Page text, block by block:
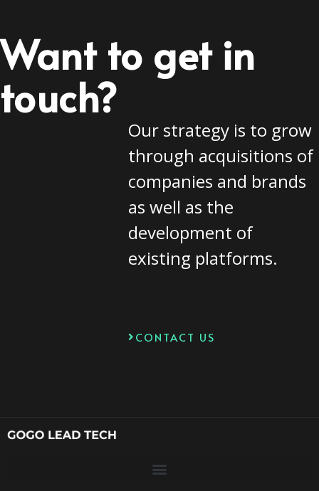
Want to get in
touch?
Our strategy is to grow
through acquisitions of
companies and brands
as well as the
development of
existing platforms.
CONTACT US